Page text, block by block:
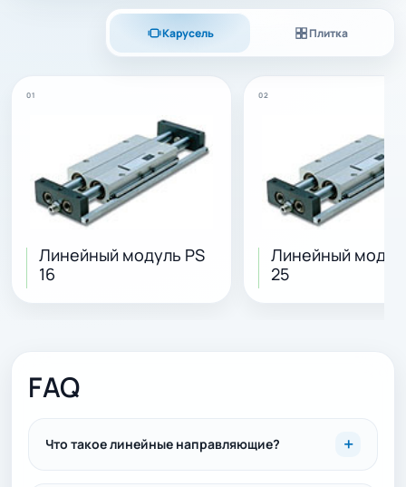
Карусель Плитка
01
Линейный модуль PS
16
02
Линейный
25
FAQ
Что такое линейные направляющие?